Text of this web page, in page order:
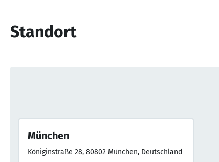
Standort
München
Königinstraße 28, 80802 München, Deutschland